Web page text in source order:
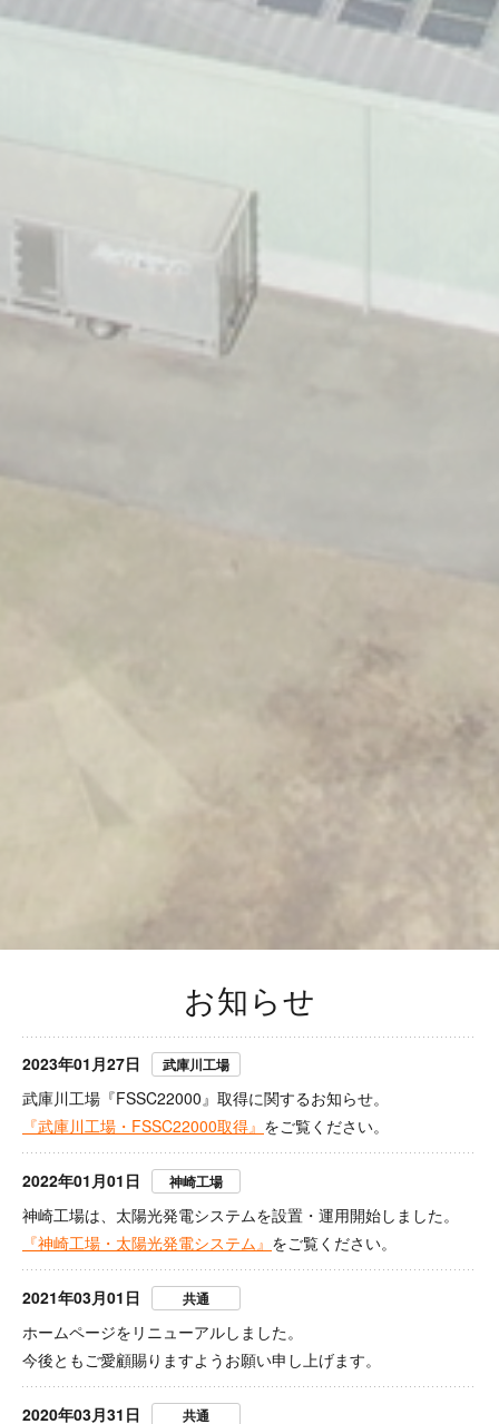
お知らせ
2023年01月27日 武庫川工場
武庫川工場『FSSC22000』取得に関するお知らせ。
『武庫川工場・FSSC22000取得』 をご覧ください。
2022年01月01日 神崎工場
神崎工場は、太陽光発電システムを設置・運用開始しました。
『神崎工場・太陽光発電システム』 をご覧ください。
2021年03月01日 共通
ホームページをリニューアルしました。
今後ともご愛顧賜りますようお願い申し上げます。
2020年03月31日 共通